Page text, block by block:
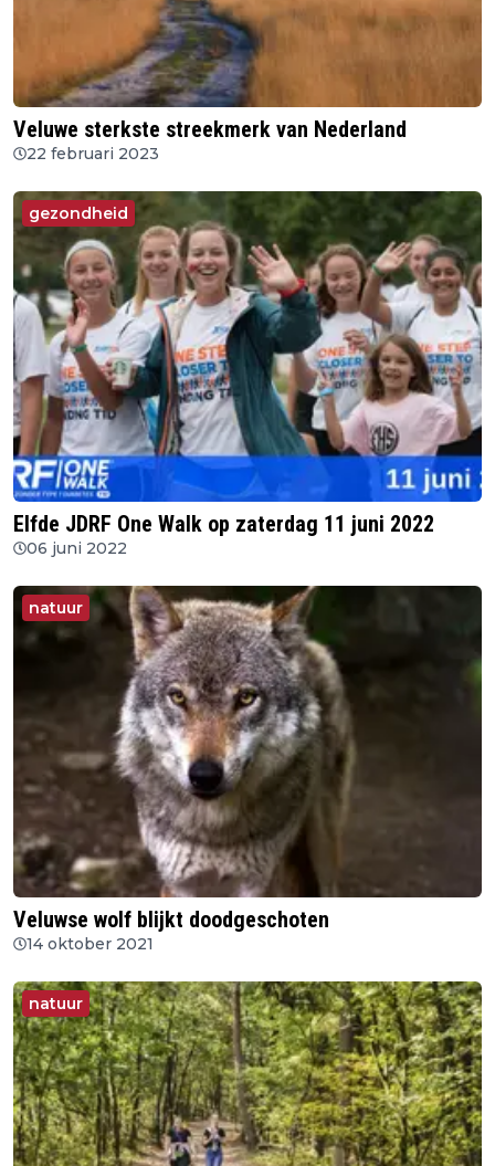
Veluwe sterkste streekmerk van Nederland
22 februari 2023
gezondheid
Elfde JDRF One Walk op zaterdag 11 juni 2022
06 juni 2022
natuur
Veluwse wolf blijkt doodgeschoten
14 oktober 2021
natuur